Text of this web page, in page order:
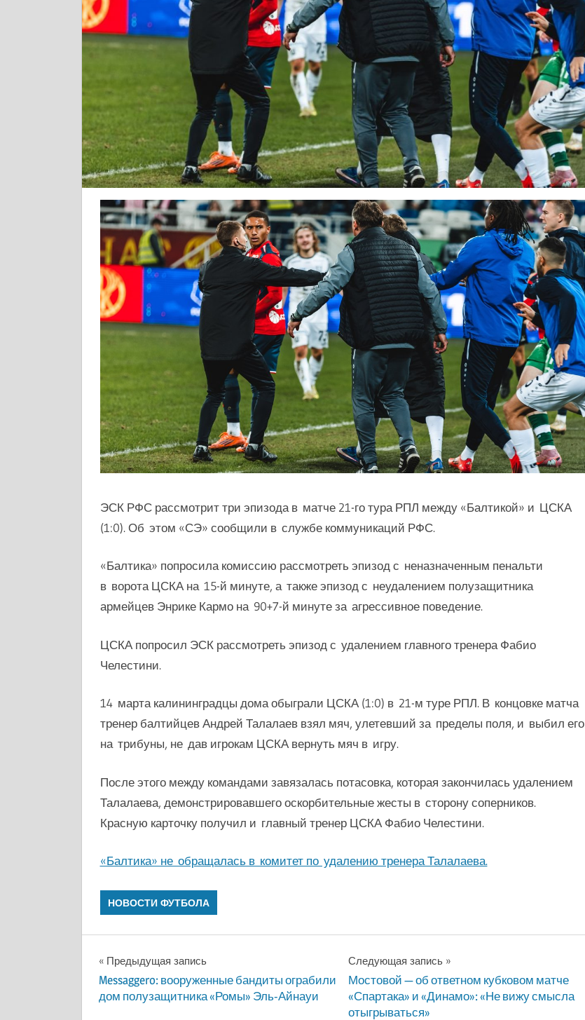
ЭСК РФС рассмотрит три эпизода в матче 21-го тура РПЛ между «Балтикой» и ЦСКА
(1:0). Об этом «СЭ» сообщили в службе коммуникаций РФС.
«Балтика» попросила комиссию рассмотреть эпизод с неназначенным пенальти
в ворота ЦСКА на 15-й минуте, а также эпизод с неудалением полузащитника
армейцев Энрике Кармо на 90+7-й минуте за агрессивное поведение.
ЦСКА попросил ЭСК рассмотреть эпизод с удалением главного тренера Фабио
Челестини.
14 марта калининградцы дома обыграли ЦСКА (1:0) в 21-м туре РПЛ. В концовке матча
тренер балтийцев Андрей Талалаев взял мяч, улетевший за пределы поля, и выбил его
на трибуны, не дав игрокам ЦСКА вернуть мяч в игру.
После этого между командами завязалась потасовка, которая закончилась удалением
Талалаева, демонстрировавшего оскорбительные жесты в сторону соперников.
Красную карточку получил и главный тренер ЦСКА Фабио Челестини.
«Балтика» не обращалась в комитет по удалению тренера Талалаева.
НОВОСТИ ФУТБОЛА
Навигация
по
Предыдущая запись
Messaggero: вооруженные бандиты ограбили
дом полузащитника «Ромы» Эль-Айнауи
Следующая запись
Мостовой — об ответном кубковом матче
«Спартака» и «Динамо»: «Не вижу смысла
отыгрываться»